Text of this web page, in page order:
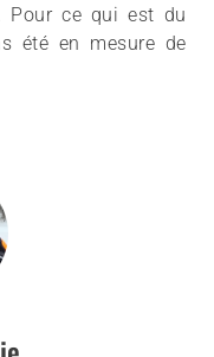
Pour ce qui est du
été en mesure de